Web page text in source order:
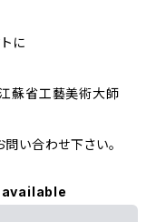
に
江蘇省工藝美術大師
い合わせ下さい。